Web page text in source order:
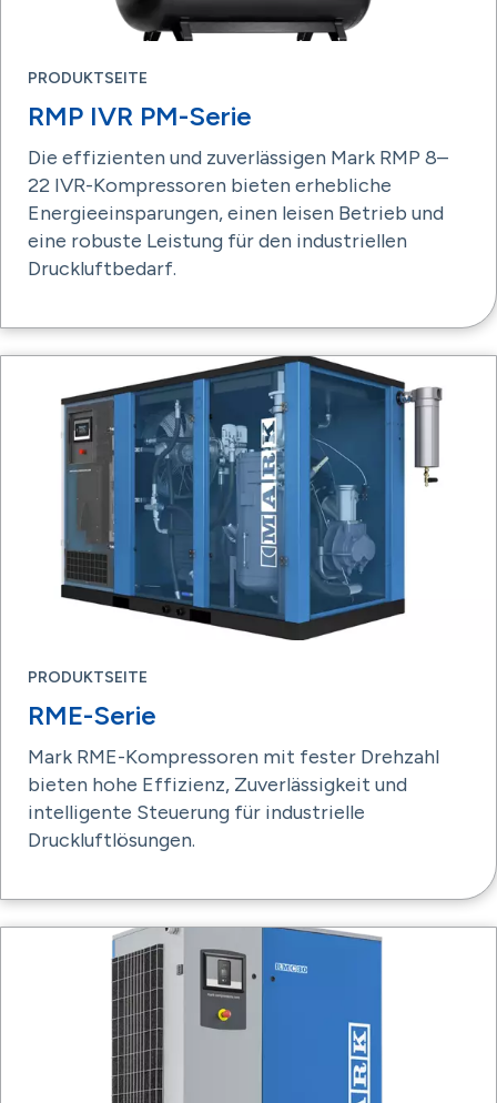
PRODUKTSEITE
RMP IVR PM-Serie
Die effizienten und zuverlässigen Mark RMP 8–
22 IVR-Kompressoren bieten erhebliche
Energieeinsparungen, einen leisen Betrieb und
eine robuste Leistung für den industriellen
Druckluftbedarf.
PRODUKTSEITE
RME-Serie
Mark RME-Kompressoren mit fester Drehzahl
bieten hohe Effizienz, Zuverlässigkeit und
intelligente Steuerung für industrielle
Druckluftlösungen.